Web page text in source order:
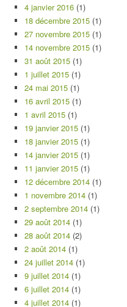
4 janvier 2016 (1)
18 décembre 2015 (1)
27 novembre 2015 (1)
14 novembre 2015 (1)
31 août 2015 (1)
1 juillet 2015 (1)
24 mai 2015 (1)
16 avril 2015 (1)
1 avril 2015 (1)
19 janvier 2015 (1)
18 janvier 2015 (1)
14 janvier 2015 (1)
11 janvier 2015 (1)
12 décembre 2014 (1)
1 novembre 2014 (1)
2 septembre 2014 (1)
29 août 2014 (1)
28 août 2014 (2)
2 août 2014 (1)
24 juillet 2014 (1)
9 juillet 2014 (1)
6 juillet 2014 (1)
4 juillet 2014 (1)